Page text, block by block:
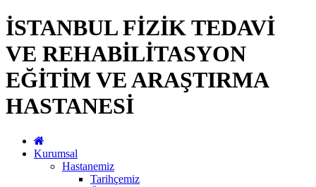
İSTANBUL FİZİK TEDAVİ
VE REHABİLİTASYON
EĞİTİM VE ARAŞTIRMA
HASTANESİ
Kurumsal
Hastanemiz
Tarihçemiz